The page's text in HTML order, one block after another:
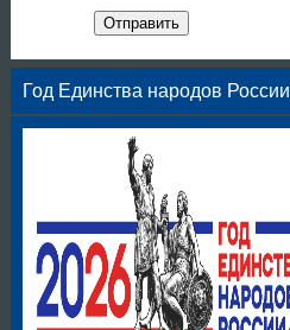
Отправить
Год Единства народов России